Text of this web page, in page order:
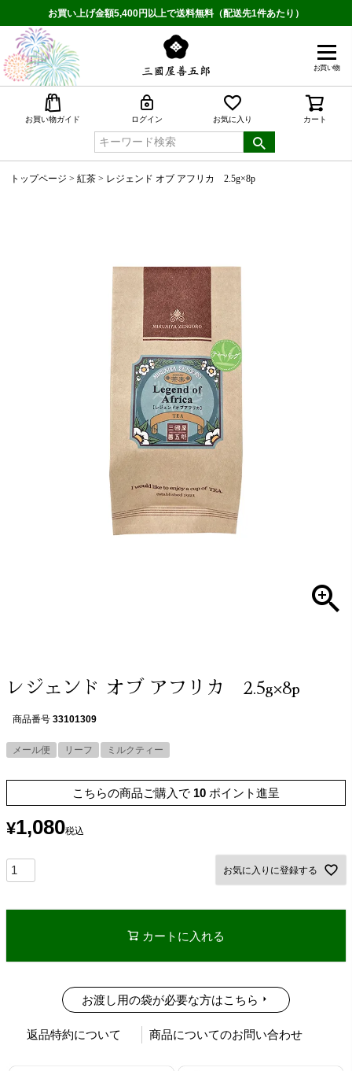
お買い上げ金額5,400円以上で送料無料（配送先1件あたり）
お買い物
お買い物ガイド ログイン お気に入り カート
トップページ 紅茶 レジェンド オブ アフリカ 2.5g×8p
レジェンド オブ アフリカ 2.5g×8p
商品番号 33101309
メール便 リーフ ミルクティー
こちらの商品ご購入で 10 ポイント進呈
¥1,080税込
お気に入りに登録する
カートに入れる
お渡し用の袋が必要な方はこちら
返品特約について 商品についてのお問い合わせ